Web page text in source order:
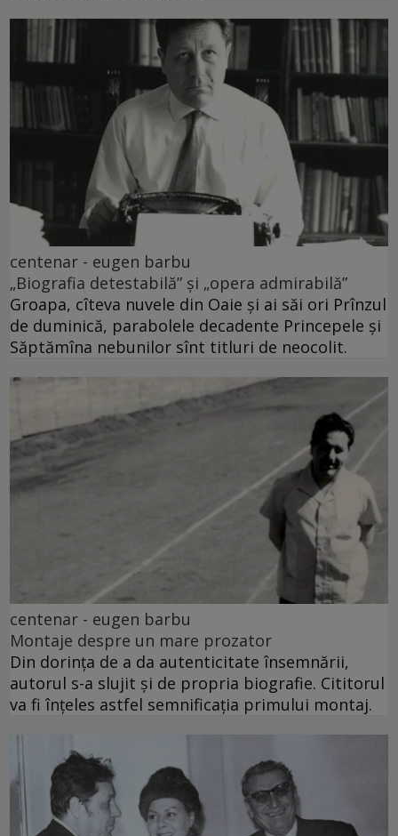
centenar - eugen barbu
„Biografia detestabilă” și „opera admirabilă”
Groapa, cîteva nuvele din Oaie și ai săi ori Prînzul
de duminică, parabolele decadente Princepele și
Săptămîna nebunilor sînt titluri de neocolit.
centenar - eugen barbu
Montaje despre un mare prozator
Din dorința de a da autenticitate însemnării,
autorul s-a slujit și de propria biografie. Cititorul
va fi înțeles astfel semnificația primului montaj.